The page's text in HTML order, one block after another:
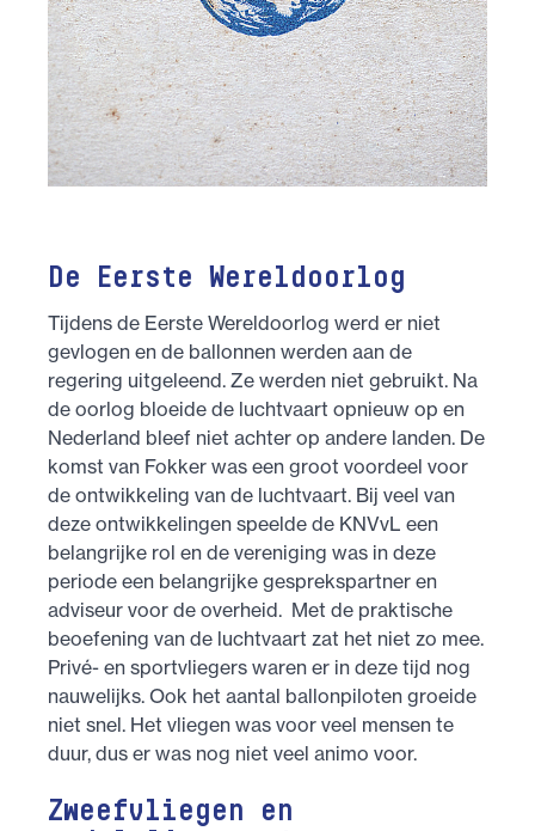
De Eerste Wereldoorlog
Tijdens de Eerste Wereldoorlog werd er niet
gevlogen en de ballonnen werden aan de
regering uitgeleend. Ze werden niet gebruikt. Na
de oorlog bloeide de luchtvaart opnieuw op en
Nederland bleef niet achter op andere landen. De
komst van Fokker was een groot voordeel voor
de ontwikkeling van de luchtvaart. Bij veel van
deze ontwikkelingen speelde de KNVvL een
belangrijke rol en de vereniging was in deze
periode een belangrijke gesprekspartner en
adviseur voor de overheid. Met de praktische
beoefening van de luchtvaart zat het niet zo mee.
Privé- en sportvliegers waren er in deze tijd nog
nauwelijks. Ook het aantal ballonpiloten groeide
niet snel. Het vliegen was voor veel mensen te
duur, dus er was nog niet veel animo voor.
Zweefvliegen en